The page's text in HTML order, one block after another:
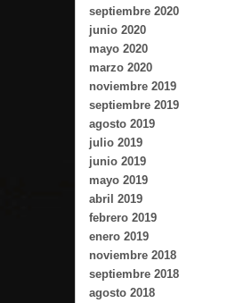
septiembre 2020
junio 2020
mayo 2020
marzo 2020
noviembre 2019
septiembre 2019
agosto 2019
julio 2019
junio 2019
mayo 2019
abril 2019
febrero 2019
enero 2019
noviembre 2018
septiembre 2018
agosto 2018